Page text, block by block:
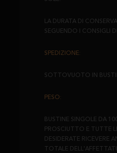
LA DURATA DI
SEGUENDO I CONSIGLI
SPEDIZIONE:
SOTTOVUOTO IN
PESO:
BUSTINE SINGOLE DA
PROSCIUTTO E TUTTE
DESIDERATE RICEVERE
TOTALE